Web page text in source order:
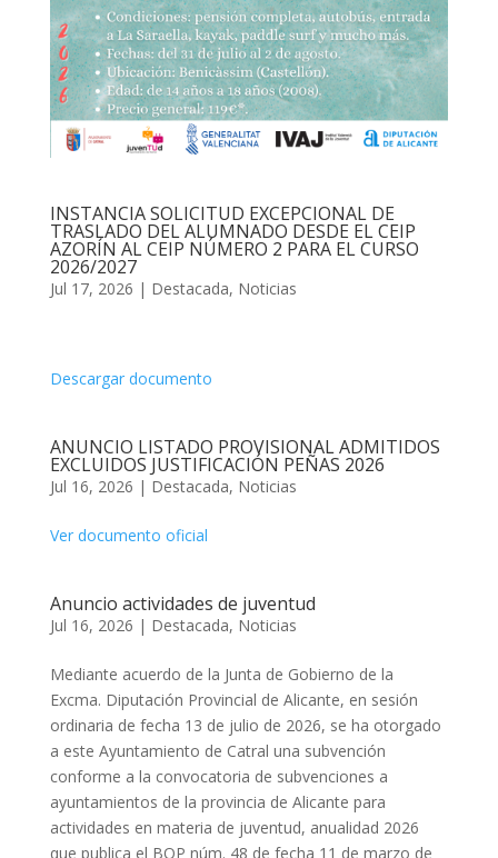
INSTANCIA SOLICITUD EXCEPCIONAL DE
TRASLADO DEL ALUMNADO DESDE EL CEIP
AZORÍN AL CEIP NÚMERO 2 PARA EL CURSO
2026/2027
Jul 17, 2026 | Destacada, Noticias
Descargar documento
ANUNCIO LISTADO PROVISIONAL ADMITIDOS
EXCLUIDOS JUSTIFICACIÓN PEÑAS 2026
Jul 16, 2026 | Destacada, Noticias
Ver documento oficial
Anuncio actividades de juventud
Jul 16, 2026 | Destacada, Noticias
Mediante acuerdo de la Junta de Gobierno de la
Excma. Diputación Provincial de Alicante, en sesión
ordinaria de fecha 13 de julio de 2026, se ha otorgado
a este Ayuntamiento de Catral una subvención
conforme a la convocatoria de subvenciones a
ayuntamientos de la provincia de Alicante para
actividades en materia de juventud, anualidad 2026
que publica el BOP núm. 48 de fecha 11 de marzo de